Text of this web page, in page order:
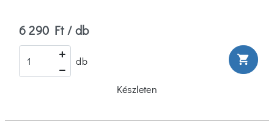
6 290 Ft / db
db shopping_cart
Készleten